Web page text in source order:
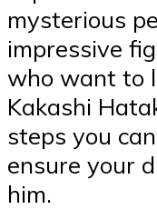
mysterious
impressive
who want to
Kakashi
steps you
ensure your
him.